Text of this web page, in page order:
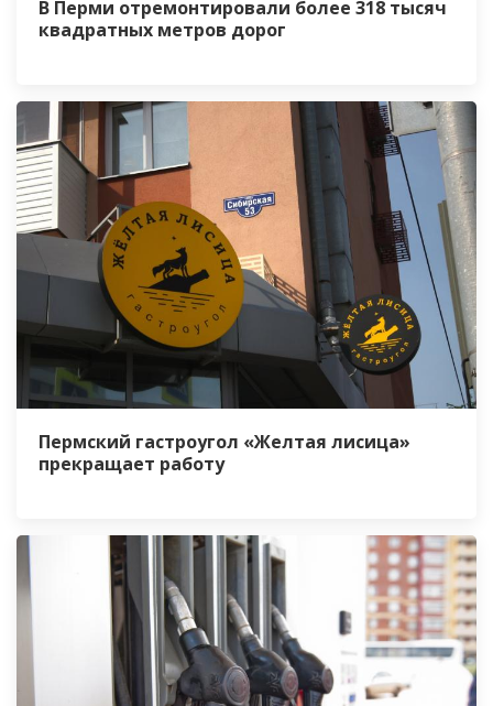
В Перми отремонтировали более 318 тысяч
квадратных метров дорог
Пермский гастроугол «Желтая лисица»
прекращает работу